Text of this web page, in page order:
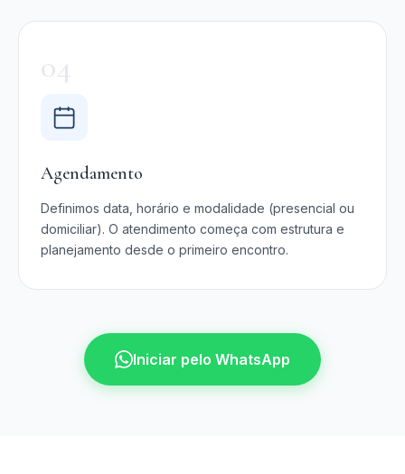
04
Agendamento
Definimos data, horário e modalidade (presencial ou
domiciliar). O atendimento começa com estrutura e
planejamento desde o primeiro encontro.
Iniciar pelo WhatsApp